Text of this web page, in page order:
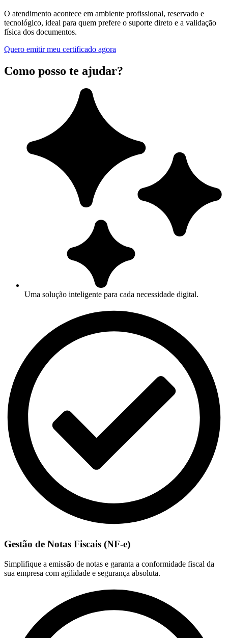
O atendimento acontece em ambiente profissional, reservado e
tecnológico, ideal para quem prefere o suporte direto e a validação
física dos documentos.
Quero emitir meu certificado agora
Como posso te ajudar?
Uma solução inteligente para cada necessidade digital.
Gestão de Notas Fiscais (NF-e)
Simplifique a emissão de notas e garanta a conformidade fiscal da
sua empresa com agilidade e segurança absoluta.